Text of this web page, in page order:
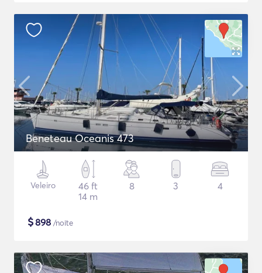
Beneteau Oceanis 473
Veleiro
46 ft
14 m
8 3 4
$898 /noite